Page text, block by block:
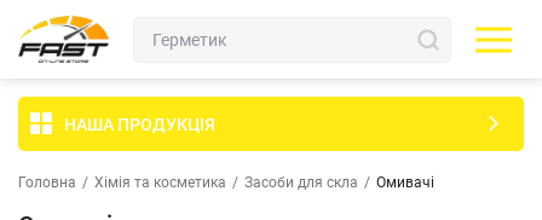
НАША ПРОДУКЦІЯ
Головна / Хімія та косметика / Засоби для скла / Омивачі